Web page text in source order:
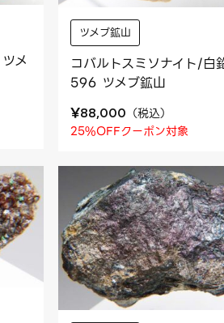
メ
ツメブ鉱山
コバルトスミソナイト/白
596 ツメブ鉱山
¥88,000 （税込）
25%OFFクーポン対象